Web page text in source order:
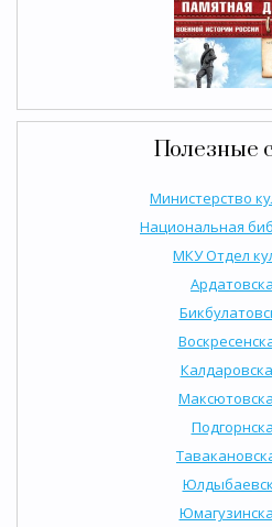
Полезные
Министерство
Национальная
МКУ Отдел